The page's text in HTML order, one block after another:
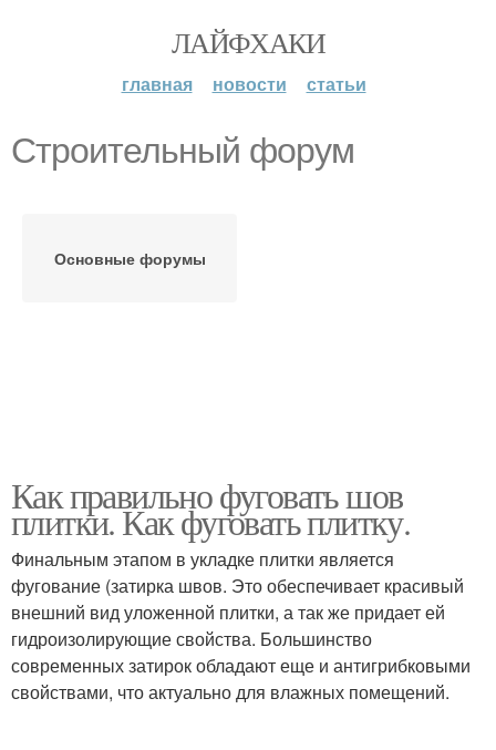
ЛАЙФХАКИ
главная новости статьи
Строительный форум
Основные форумы
Как правильно фуговать шов
плитки. Как фуговать плитку.
Финальным этапом в укладке плитки является
фугование (затирка швов. Это обеспечивает красивый
внешний вид уложенной плитки, а так же придает ей
гидроизолирующие свойства. Большинство
современных затирок обладают еще и антигрибковыми
свойствами, что актуально для влажных помещений.